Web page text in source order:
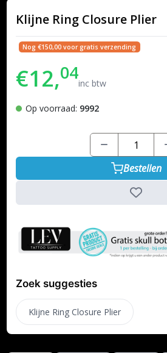
Klijne Ring Closure Plier
Nog €150,00 voor gratis verzending
€12,04inc btw
Op voorraad: 9992
Bestellen
Zoek suggesties
Klijne Ring Closure Plier